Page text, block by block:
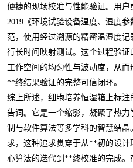
便捷的现场校准与性能验证。用户
2019《环境试验设备温度、湿度
范，使用经过溯源的精密温湿度
行长时间映射测试。这个过程验
工作空间的均匀性与波动度，从
**终结果验证的完整可信闭环。
综上所述，细胞培养恒湿箱上标
告词。它是一个缩影，凝聚了热
制与软件算法等多学科的智慧结
求，这种追求贯穿于从**初的设
心算法的迭代到**终校准的完成